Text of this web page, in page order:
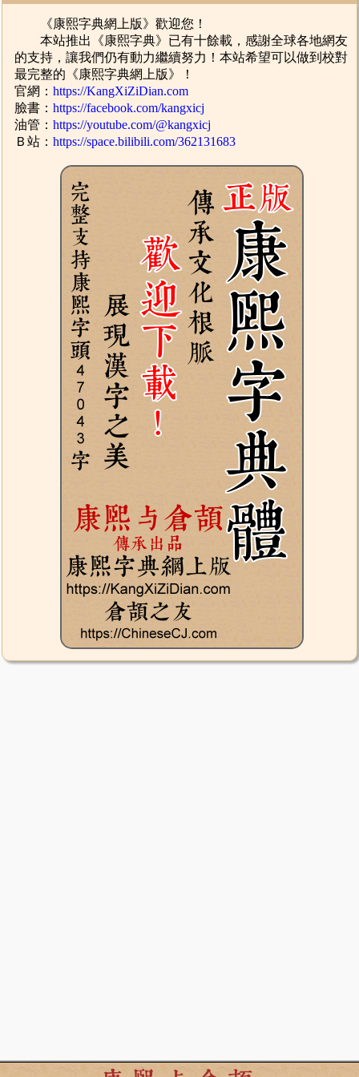
《康熙字典網上版》歡迎您！
本站推出《康熙字典》已有十餘載，感謝全球各地網友
的支持，讓我們仍有動力繼續努力！本站希望可以做到校對
最完整的《康熙字典網上版》！
官網：https://KangXiZiDian.com
臉書：https://facebook.com/kangxicj
油管：https://youtube.com/@kangxicj
Ｂ站：https://space.bilibili.com/362131683